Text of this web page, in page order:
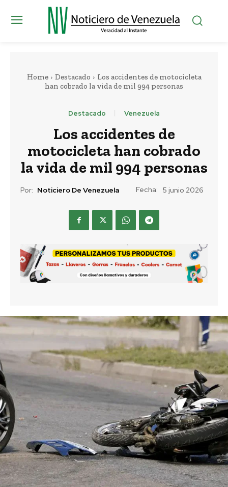
Home Destacado
Los accidentes de motocicleta
han cobrado la vida de mil 994 personas
Destacado Venezuela
Los accidentes de
motocicleta han cobrado
la vida de mil 994 personas
Por: Noticiero De Venezuela Fecha: 5 junio 2026